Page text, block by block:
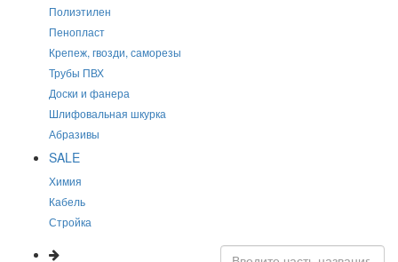
Полиэтилен
Пенопласт
Крепеж, гвозди, саморезы
Трубы ПВХ
Доски и фанера
Шлифовальная шкурка
Абразивы
SALE
Химия
Кабель
Стройка